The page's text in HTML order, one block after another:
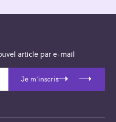
article par e-mail
Je m'inscris